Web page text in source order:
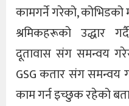
कामगर्ने गरेको, कोभिडको
श्रमिकहरूको उद्धार
दूतावास संग समन्वय
GSG कतार संग समन्वय
काम गर्न इच्छुक रहेको